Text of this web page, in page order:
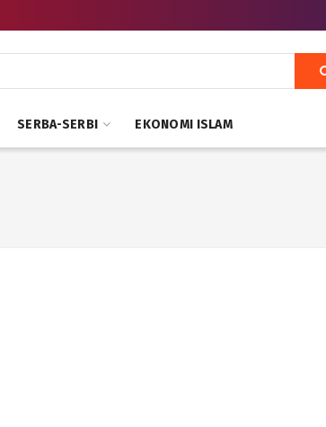
SERBA-SERBI EKONOMI ISLAM